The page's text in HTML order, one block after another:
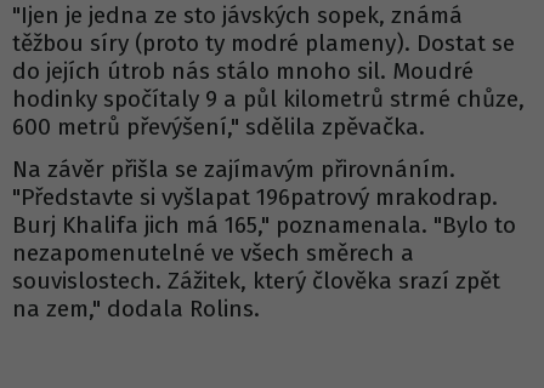
"Ijen je jedna ze sto jávských sopek, známá
těžbou síry (proto ty modré plameny). Dostat se
do jejích útrob nás stálo mnoho sil. Moudré
hodinky spočítaly 9 a půl kilometrů strmé chůze,
600 metrů převýšení," sdělila zpěvačka.
Na závěr přišla se zajímavým přirovnáním.
"Představte si vyšlapat 196patrový mrakodrap.
Burj Khalifa jich má 165," poznamenala. "Bylo to
nezapomenutelné ve všech směrech a
souvislostech. Zážitek, který člověka srazí zpět
na zem," dodala Rolins.